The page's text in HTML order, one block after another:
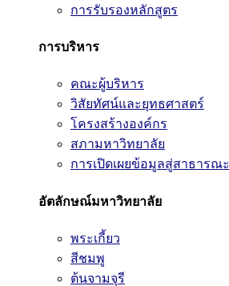
การรับรองหลักสูตร
การบริหาร
คณะผู้บริหาร
วิสัยทัศน์และยุทธศาสตร์
โครงสร้างองค์กร
สภามหาวิทยาลัย
การเปิดเผยข้อมูลสู่สาธารณะ
อัตลักษณ์มหาวิทยาลัย
พระเกี้ยว
สีชมพู
ต้นจามจุรี